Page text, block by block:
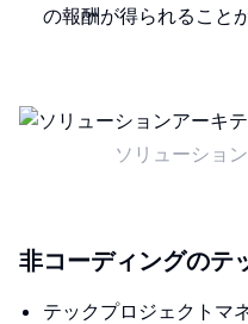
の報酬が得られること
ソリューショ
非コーディングのテ
テックプロジェクトマ